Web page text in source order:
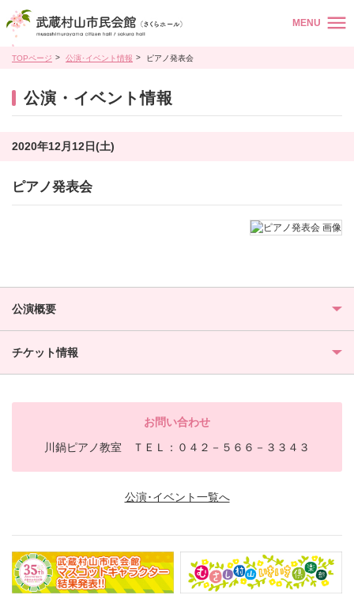
MENU
TOPページ 公演･イベント情報 ピアノ発表会
公演・イベント情報
2020年12月12日(土)
ピアノ発表会
公演概要
チケット情報
お問い合わせ
川鍋ピアノ教室 ＴＥＬ：０４２－５６６－３３４３
公演･イベント一覧へ